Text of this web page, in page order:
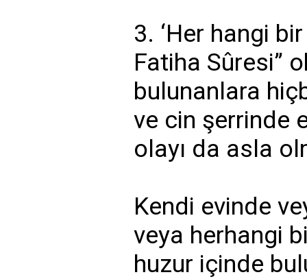
3. ‘Her hangi
Fatiha Sûresi”
bulunanlara
ve cin şerrinde
olayı da asla
Kendi evinde
veya herhangi
huzur içinde